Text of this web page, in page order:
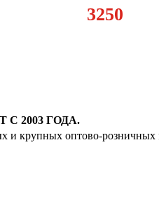
3250
С 2003 ГОДА.
и крупных оптово-розничных